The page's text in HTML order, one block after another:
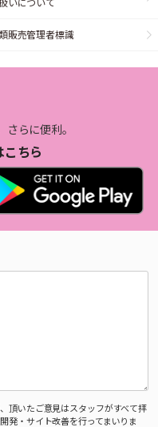
いについて
販売管理者標識
らに便利。
こちら
頂いたご意見はスタッフがすべて拝
発・サイト改善を行ってまいりま